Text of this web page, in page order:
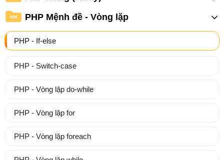
WM PHP Mệnh đề - Vòng lặp
PHP - If-else
PHP - Switch-case
PHP - Vòng lặp do-while
PHP - Vòng lặp for
PHP - Vòng lặp foreach